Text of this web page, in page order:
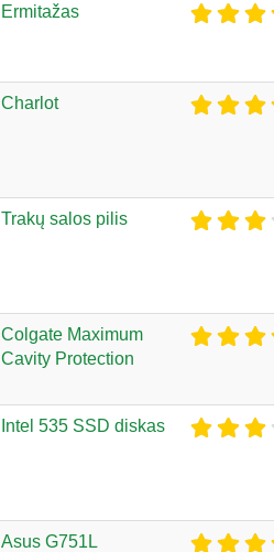
Ermitažas
Charlot
Trakų salos pilis
Colgate Maximum
Cavity Protection
Intel 535 SSD diskas
Asus G751L